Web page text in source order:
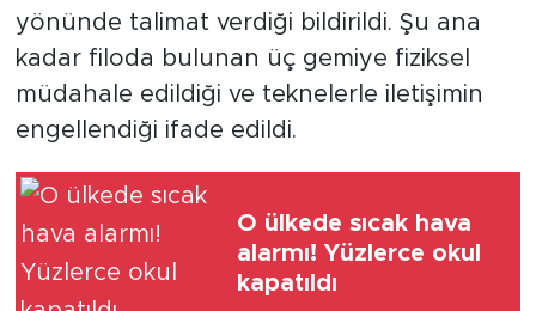
yönünde talimat verdiği bildirildi. Şu ana
kadar filoda bulunan üç gemiye fiziksel
müdahale edildiği ve teknelerle iletişimin
engellendiği ifade edildi.
O ülkede sıcak hava
alarmı! Yüzlerce okul
kapatıldı